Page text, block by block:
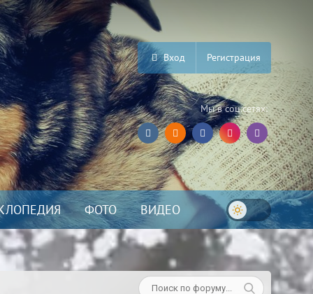
Вход Регистрация
Мы в соц.сетях:
ФОТО ВИДЕО